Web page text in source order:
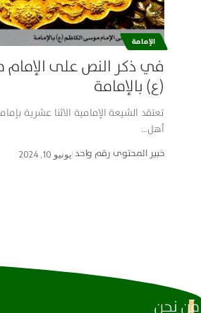
الإمامة
في ذكر النص على
(ع) بالإمامة
تعتقد الشيعة الإمامية الاثنا عشرية
أهل…
خبير المحتوى رقم واحد يونيو 10, 2024
مَن نحن